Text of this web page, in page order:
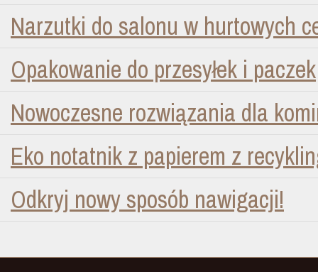
Narzutki do salonu w hurtowych
Opakowanie do przesyłek i paczek
Nowoczesne rozwiązania dla
Eko notatnik z papierem z
Odkryj nowy sposób nawigacji!